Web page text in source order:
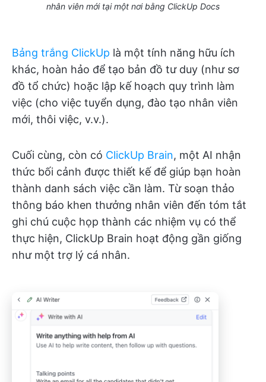
nhân viên mới tại một nơi bằng ClickUp Docs
Bảng trắng ClickUp là một tính năng hữu ích
khác, hoàn hảo để tạo bản đồ tư duy (như sơ
đồ tổ chức) hoặc lập kế hoạch quy trình làm
việc (cho việc tuyển dụng, đào tạo nhân viên
mới, thôi việc, v.v.).
Cuối cùng, còn có ClickUp Brain, một AI nhận
thức bối cảnh được thiết kế để giúp bạn hoàn
thành danh sách việc cần làm. Từ soạn thảo
thông báo khen thưởng nhân viên đến tóm tắt
ghi chú cuộc họp thành các nhiệm vụ có thể
thực hiện, ClickUp Brain hoạt động gần giống
như một trợ lý cá nhân.